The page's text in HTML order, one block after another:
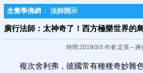
念覺學佛網 : 法師開示
廣行法師：太神奇了！西方極樂世界的​
時間:2019/3/3 作者:定英～蔣
複次舍利弗，彼國常有種種奇妙雜